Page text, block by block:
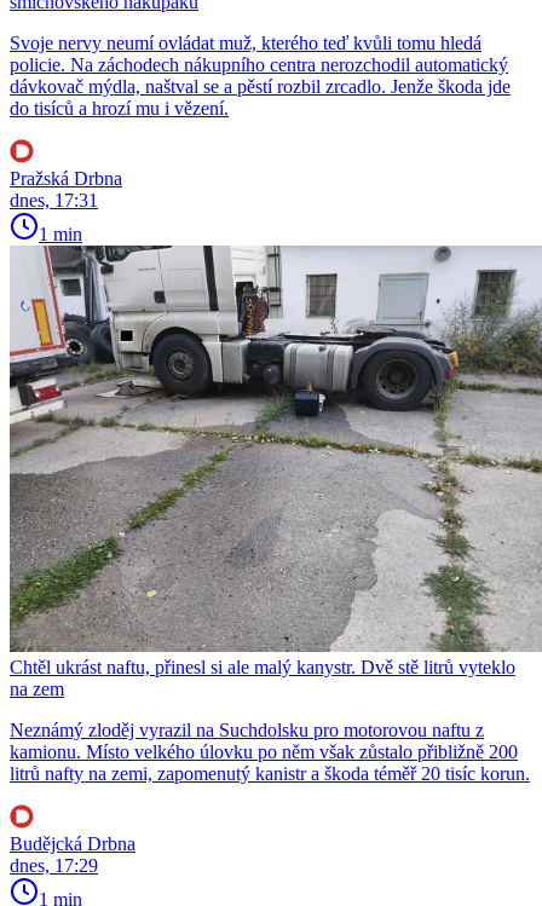
Svoje nervy neumí ovládat muž, kterého teď kvůli tomu hledá
policie. Na záchodech nákupního centra nerozchodil automatický
dávkovač mýdla, naštval se a pěstí rozbil zrcadlo. Jenže škoda jde
do tisíců a hrozí mu i vězení.
Pražská Drbna
dnes, 17:31
1 min
Chtěl ukrást naftu, přinesl si ale malý kanystr. Dvě stě litrů vyteklo
na zem
Neznámý zloděj vyrazil na Suchdolsku pro motorovou naftu z
kamionu. Místo velkého úlovku po něm však zůstalo přibližně 200
litrů nafty na zemi, zapomenutý kanistr a škoda téměř 20 tisíc korun.
Budějcká Drbna
dnes, 17:29
1 min